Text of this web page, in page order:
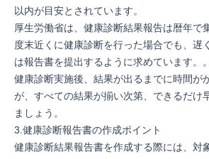
以内が目安とされています。
厚生労働省は、健康診断結果報告は暦年で
度末近くに健康診断を行った場合でも、遅
は報告書を提出するように求めています。。
健康診断実施後、結果が出るまでに時間が
が、すべての結果が揃い次第、できるだけ
ましょう。
3.健康診断報告書の作成ポイント
健康診断結果報告書を作成する際には、対